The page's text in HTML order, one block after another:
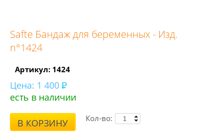
Safte Бандаж для беременных - Изд.
n°1424
Артикул: 1424
Цена: 1 400
есть в наличии
В КОРЗИНУ Кол-во: